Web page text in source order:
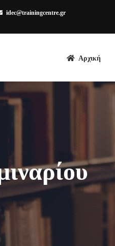
idec@trainingcentre.gr
Αρχική